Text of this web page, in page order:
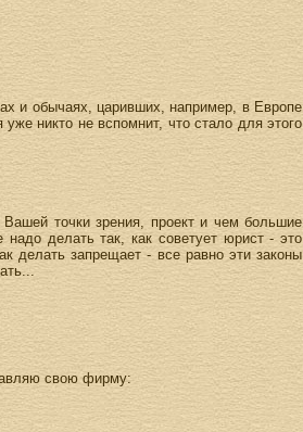
и обычаях, царивших, например, в Европе
никто не вспомнит, что стало для этого
точки зрения, проект и чем большие
делать так, как советует юрист - это
делать запрещает - все равно эти законы
свою фирму: